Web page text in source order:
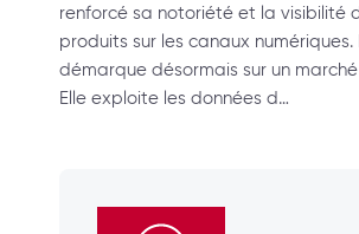
renforcé sa notoriété et la visibilité
produits sur les canaux numériques.
démarque désormais sur un
Elle exploite les données d…